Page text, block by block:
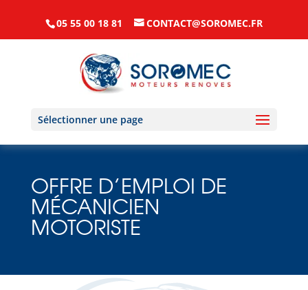
05 55 00 18 81 CONTACT@SOROMEC.FR
Sélectionner une page
OFFRE D’EMPLOI DE
MÉCANICIEN
MOTORISTE